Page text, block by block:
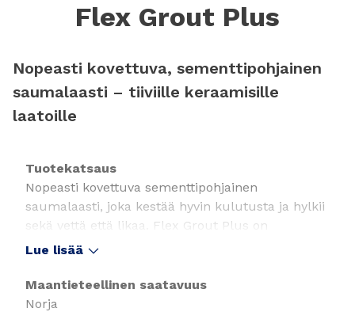
Flex Grout Plus
Nopeasti kovettuva, sementtipohjainen
saumalaasti – tiiviille keraamisille
laatoille
Tuotekatsaus
Nopeasti kovettuva sementtipohjainen
saumalaasti, joka kestää hyvin kulutusta ja hylkii
sekä vettä että likaa. Flex Grout Plus on
hienorakenteinen ja sopii esimerkiksi keraamisille
Saumalaastin saumanleveys on joustava (2–20
mm) ja sen puhdistaminen on helppoa.
Lue lisää
Maantieteellinen saatavuus
Norja